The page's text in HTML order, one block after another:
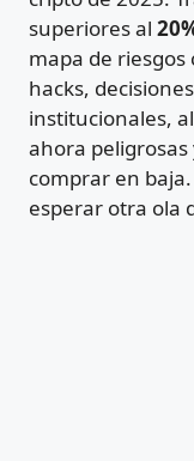
superiores al
mapa de
hacks,
institucionales,
ahora
comprar en
esperar otra ola